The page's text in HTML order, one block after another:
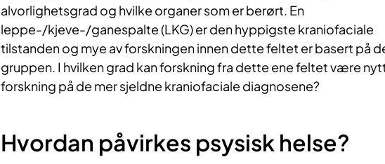
alvorlighetsgrad og hvilke organer som er berørt. En
leppe-/kjeve-/ganespalte (LKG) er den hyppigste kraniofaciale
tilstanden og mye av forskningen innen dette feltet er basert på
gruppen. I hvilken grad kan forskning fra dette ene feltet være
forskning på de mer sjeldne kraniofaciale diagnosene?
​​​Hvordan påvirkes psysisk helse?